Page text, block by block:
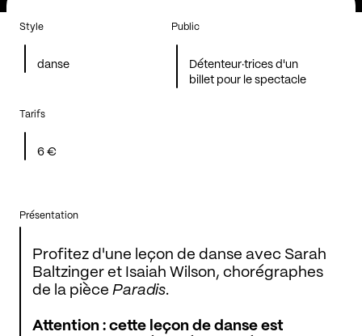
Style
danse
Public
Détenteur·trices d'un
billet pour le spectacle
Tarifs
6 €
Présentation
Profitez d'une leçon de danse avec Sarah
Baltzinger et Isaiah Wilson, chorégraphes
de la pièce Paradis.
Attention : cette leçon de danse est